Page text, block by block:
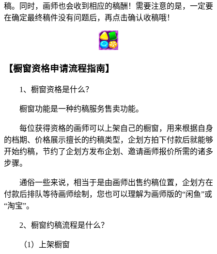
稿。同时，画师也会收到相应的稿酬！需要注意的是，一定要
在确定最终稿件没有问题后，再点击确认收稿哦！
【橱窗资格申请流程指南】
1、橱窗资格是什么？
橱窗功能是一种约稿服务售卖功能。
每位获得资格的画师可以上架自己的橱窗，用来根据自身
的档期、价格展示擅长的约稿类型，企划方拍下付款后就能够
开始约稿，节约了企划方发布企划、邀请画师报价所需的诸多
步骤。
通俗一些来说，相当于是由画师出售约稿位置，企划方在
付款后排队等待画师绘制，您也可以理解为画师版的“闲鱼”或
“淘宝”。
2、橱窗约稿流程是什么？
（1）上架橱窗